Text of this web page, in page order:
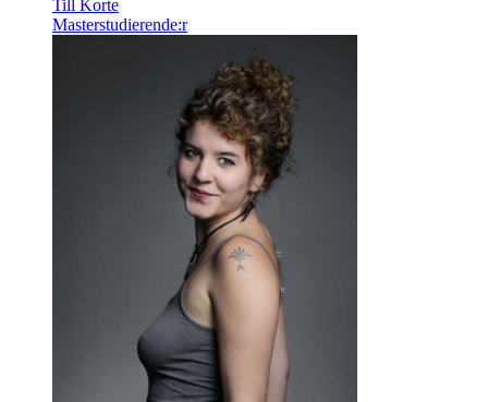
Till Korte
Masterstudierende:r